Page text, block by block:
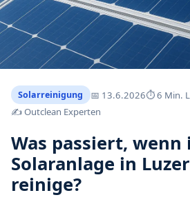
Solarreinigung 📅 13.6.2026⏱ 6 Min.
✍️ Outclean Experten
Was passiert, wenn
Solaranlage in
reinige?